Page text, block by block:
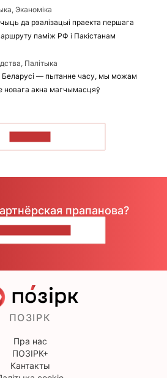
Эканоміка
да рэалізацыі праекта першага
паміж РФ і Пакістанам
Палітыка
Беларусі — пытанне часу, мы можам
новага акна магчымасцяў
прапанова?
ПОЗІРК
Пра нас
ПОЗІРК+
Кантакты